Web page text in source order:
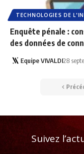
TECHNOLOGIES DE
Enquête pénale :
des données de
Equipe VIVALDI28
Suivez